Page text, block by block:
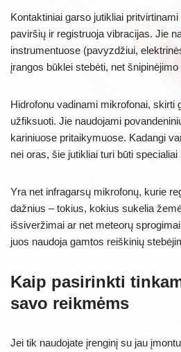
Kontaktiniai garso jutikliai
paviršių ir registruoja vibracijas. Jie
instrumentuose (pavyzdžiui,
įrangos būklei stebėti, net šnipinėjimo
Hidrofonu vadinami mikrofonai, skirti
užfiksuoti. Jie naudojami
kariniuose pritaikymuose. Kadangi
nei oras, šie jutikliai turi būti specialiai
Yra net infragarsų mikrofonų, kurie
dažnius – tokius, kokius sukelia
išsiveržimai ar net meteorų
juos naudoja gamtos reiškinių
Kaip pasirinkti
savo reikmėms
Jei tik naudojate įrenginį su jau